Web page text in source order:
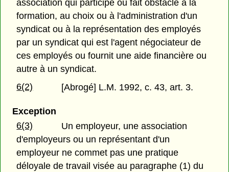
association qui participe ou fait obstacle à la
formation, au choix ou à l'administration d'un
syndicat ou à la représentation des employés
par un syndicat qui est l'agent négociateur de
ces employés ou fournit une aide financière ou
autre à un syndicat.
6(2)
[Abrogé] L.M. 1992, c. 43, art. 3.
Exception
6(3)
Un employeur, une association
d'employeurs ou un représentant d'un
employeur ne commet pas une pratique
déloyale de travail visée au paragraphe (1) du